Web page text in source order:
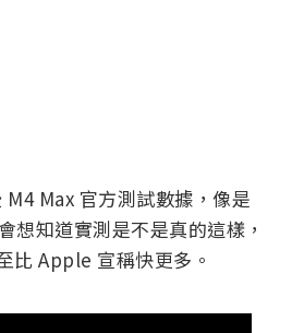
Max 官方測試數據，像是
想知道實測是不是真的這樣，
比 Apple 宣稱快更多。